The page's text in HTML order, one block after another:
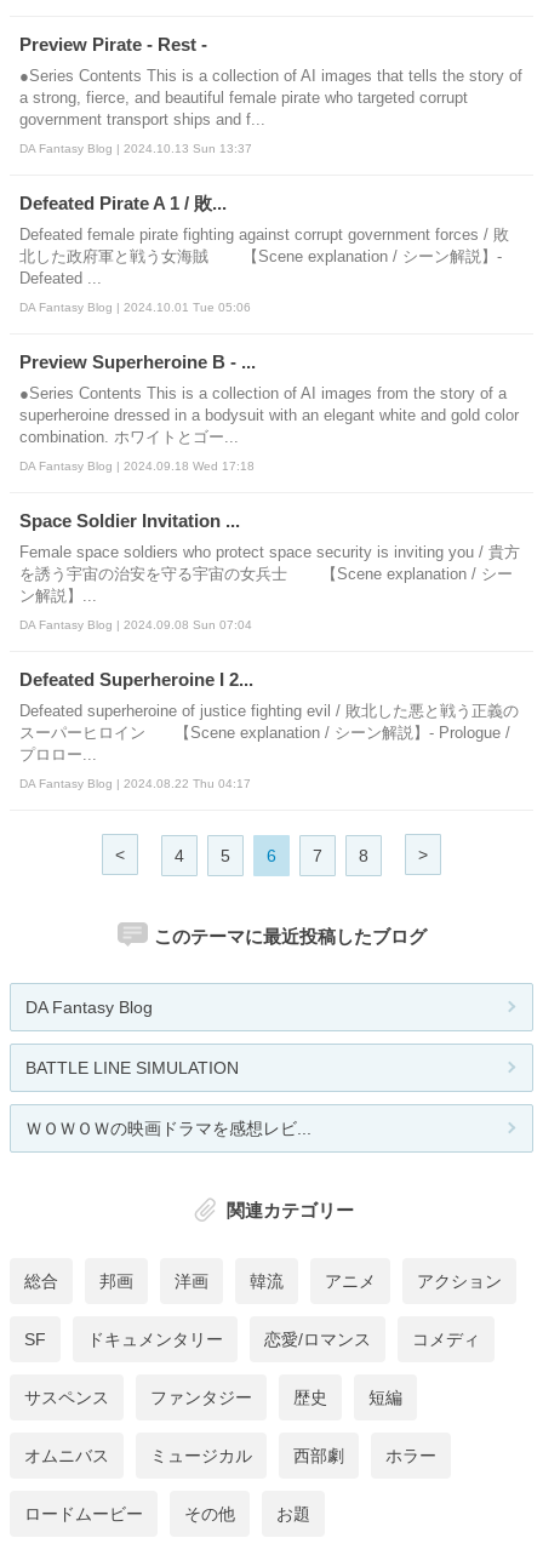
Preview Pirate - Rest -
●Series Contents This is a collection of AI images that tells the story of
a strong, fierce, and beautiful female pirate who targeted corrupt
government transport ships and f...
DA Fantasy Blog | 2024.10.13 Sun 13:37
Defeated Pirate A 1 / 敗...
Defeated female pirate fighting against corrupt government forces / 敗
北した政府軍と戦う女海賊 【Scene explanation / シーン解説】-
Defeated ...
DA Fantasy Blog | 2024.10.01 Tue 05:06
Preview Superheroine B - ...
●Series Contents This is a collection of AI images from the story of a
superheroine dressed in a bodysuit with an elegant white and gold color
combination. ホワイトとゴー...
DA Fantasy Blog | 2024.09.18 Wed 17:18
Space Soldier Invitation ...
Female space soldiers who protect space security is inviting you / 貴方
を誘う宇宙の治安を守る宇宙の女兵士 【Scene explanation / シー
ン解説】...
DA Fantasy Blog | 2024.09.08 Sun 07:04
Defeated Superheroine I 2...
Defeated superheroine of justice fighting evil / 敗北した悪と戦う正義の
スーパーヒロイン 【Scene explanation / シーン解説】- Prologue /
プロロー...
DA Fantasy Blog | 2024.08.22 Thu 04:17
< 4 5 6 7 8 >
このテーマに最近投稿したブログ
DA Fantasy Blog
BATTLE LINE SIMULATION
ＷＯＷＯＷの映画ドラマを感想レビ...
関連カテゴリー
総合 邦画 洋画 韓流 アニメ アクション
SF ドキュメンタリー 恋愛/ロマンス コメディ
サスペンス ファンタジー 歴史 短編
オムニバス ミュージカル 西部劇 ホラー
ロードムービー その他 お題